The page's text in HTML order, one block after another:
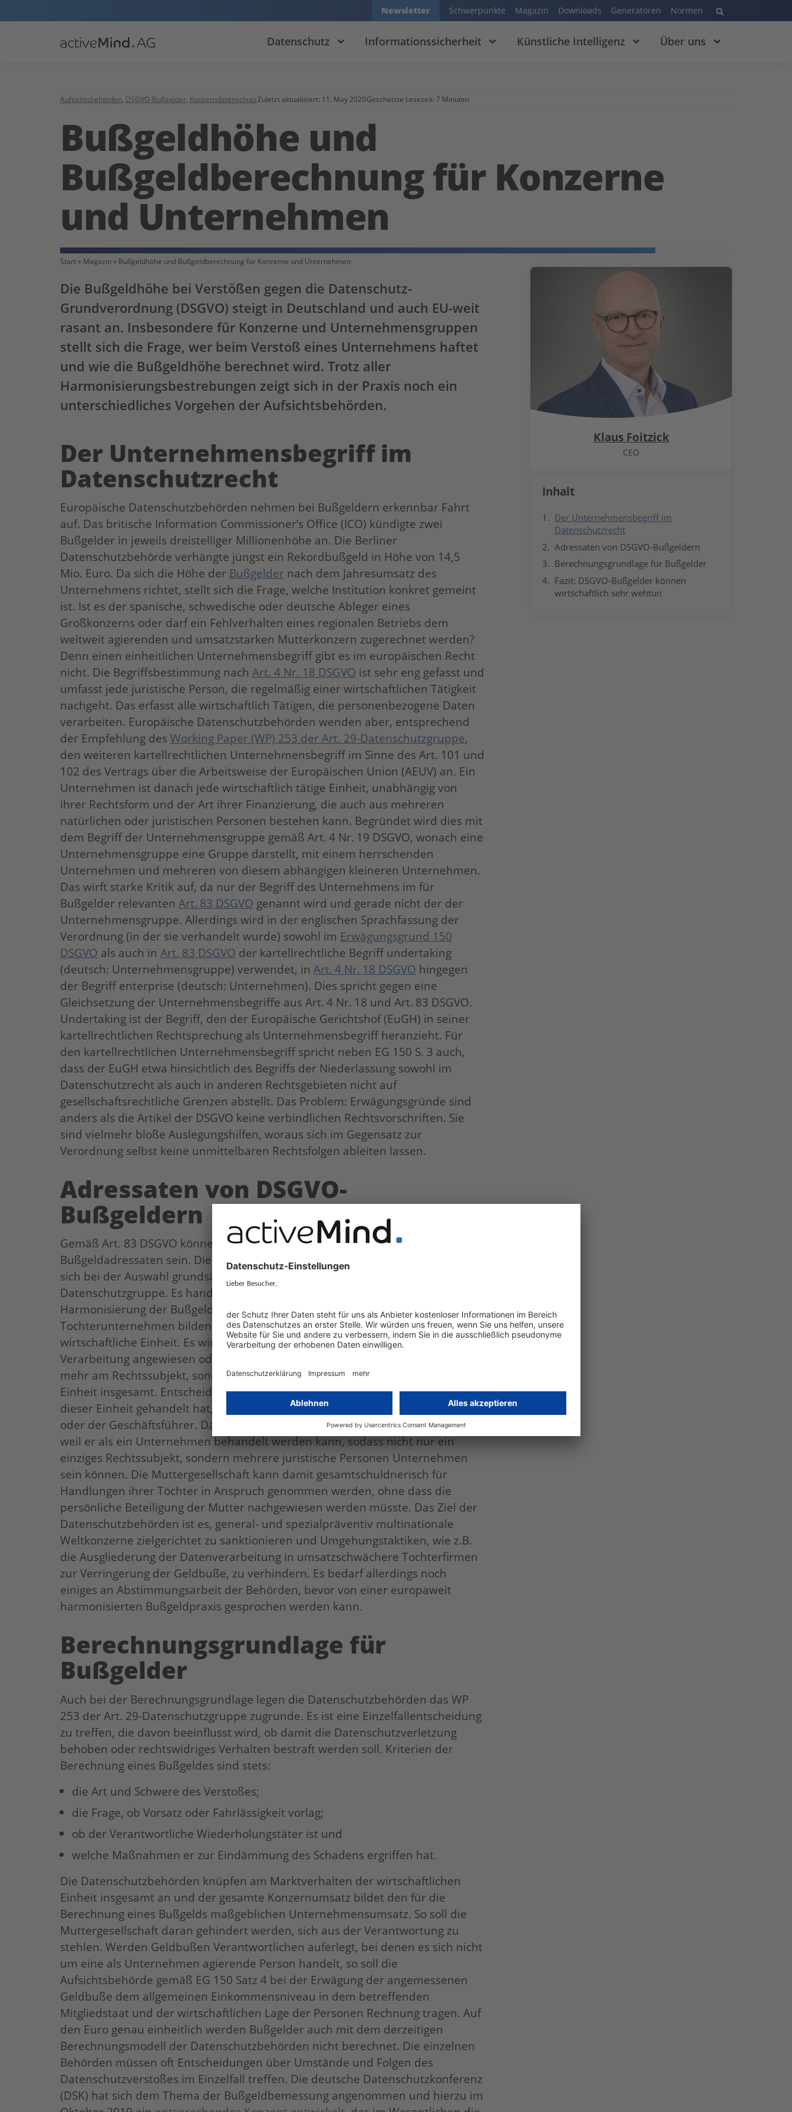
Newsletter Schwerpunkte Magazin Downloads Generatoren Normen
Datenschutz Informationssicherheit Künstliche Intelligenz Über uns
Aufsichtsbehörden, DSGVO-Bußgelder, KonzerndatenschutzZuletzt aktualisiert: 11. May 2020Geschätzte Lesezeit: 7 Minuten
Bußgeldhöhe und
Bußgeldberechnung für Konzerne
und Unternehmen
Start » Magazin » Bußgeldhöhe und Bußgeldberechnung für Konzerne und Unternehmen
Die Bußgeldhöhe bei Verstößen gegen die Datenschutz-
Grundverordnung (DSGVO) steigt in Deutschland und auch EU-weit
rasant an. Insbesondere für Konzerne und Unternehmensgruppen
stellt sich die Frage, wer beim Verstoß eines Unternehmens haftet
und wie die Bußgeldhöhe berechnet wird. Trotz aller
Harmonisierungsbestrebungen zeigt sich in der Praxis noch ein
unterschiedliches Vorgehen der Aufsichtsbehörden.
Der Unternehmensbegriff im
Datenschutzrecht
Europäische Datenschutzbehörden nehmen bei Bußgeldern erkennbar Fahrt
auf. Das britische Information Commissioner’s Office (ICO) kündigte zwei
Bußgelder in jeweils dreistelliger Millionenhöhe an. Die Berliner
Datenschutzbehörde verhängte jüngst ein Rekordbußgeld in Höhe von 14,5
Mio. Euro. Da sich die Höhe der Bußgelder nach dem Jahresumsatz des
Unternehmens richtet, stellt sich die Frage, welche Institution konkret gemeint
ist. Ist es der spanische, schwedische oder deutsche Ableger eines
Großkonzerns oder darf ein Fehlverhalten eines regionalen Betriebs dem
weltweit agierenden und umsatzstarken Mutterkonzern zugerechnet werden?
Denn einen einheitlichen Unternehmensbegriff gibt es im europäischen Recht
nicht. Die Begriffsbestimmung nach Art. 4 Nr. 18 DSGVO ist sehr eng gefasst und
umfasst jede juristische Person, die regelmäßig einer wirtschaftlichen Tätigkeit
nachgeht. Das erfasst alle wirtschaftlich Tätigen, die personenbezogene Daten
verarbeiten. Europäische Datenschutzbehörden wenden aber, entsprechend
der Empfehlung des Working Paper (WP) 253 der Art. 29-Datenschutzgruppe,
den weiteren kartellrechtlichen Unternehmensbegriff im Sinne des Art. 101 und
102 des Vertrags über die Arbeitsweise der Europäischen Union (AEUV) an. Ein
Unternehmen ist danach jede wirtschaftlich tätige Einheit, unabhängig von
ihrer Rechtsform und der Art ihrer Finanzierung, die auch aus mehreren
natürlichen oder juristischen Personen bestehen kann. Begründet wird dies mit
dem Begriff der Unternehmensgruppe gemäß Art. 4 Nr. 19 DSGVO, wonach eine
Unternehmensgruppe eine Gruppe darstellt, mit einem herrschenden
Unternehmen und mehreren von diesem abhängigen kleineren Unternehmen.
Das wirft starke Kritik auf, da nur der Begriff des Unternehmens im für
Bußgelder relevanten Art. 83 DSGVO genannt wird und gerade nicht der der
Unternehmensgruppe. Allerdings wird in der englischen Sprachfassung der
Verordnung (in der sie verhandelt wurde) sowohl im Erwägungsgrund 150
DSGVO als auch in Art. 83 DSGVO der kartellrechtliche Begriff undertaking
(deutsch: Unternehmensgruppe) verwendet, in Art. 4 Nr. 18 DSGVO hingegen
der Begriff enterprise (deutsch: Unternehmen). Dies spricht gegen eine
Gleichsetzung der Unternehmensbegriffe aus Art. 4 Nr. 18 und Art. 83 DSGVO.
Undertaking ist der Begriff, den der Europäische Gerichtshof (EuGH) in seiner
kartellrechtlichen Rechtsprechung als Unternehmensbegriff heranzieht. Für
den kartellrechtlichen Unternehmensbegriff spricht neben EG 150 S. 3 auch,
dass der EuGH etwa hinsichtlich des Begriffs der Niederlassung sowohl im
Datenschutzrecht als auch in anderen Rechtsgebieten nicht auf
gesellschaftsrechtliche Grenzen abstellt. Das Problem: Erwägungsgründe sind
anders als die Artikel der DSGVO keine verbindlichen Rechtsvorschriften. Sie
sind vielmehr bloße Auslegungshilfen, woraus sich im Gegensatz zur
Verordnung selbst keine unmittelbaren Rechtsfolgen ableiten lassen.
Adressaten von DSGVO-
Bußgeldern
Gemäß Art. 83 DSGVO können Verantwortliche und Auftragsverarbeiter
Bußgeldadressaten sein. Die europäischen Datenschutzbehörden orientieren
sich bei der Auswahl grundsätzlich am bereits angeführten WP 253 der Art. 29-
Datenschutzgruppe. Es handelt sich um einen internen Leitfaden, der zu einer
Harmonisierung der Bußgeldpraxis in Europa beitragen soll. Mutter- und
Tochterunternehmen bilden damit aus Sicht der Aufsichtsbehörden eine
wirtschaftliche Einheit. Es wird auch nicht ermittelt, wer die rechtswidrige
Verarbeitung angewiesen oder zu verantworten hat. Angeknüpft wird also nicht
mehr am Rechtssubjekt, sondern am Marktverhalten der wirtschaftlichen
Einheit insgesamt. Entscheidend ist für die Behörden nicht, wer innerhalb
dieser Einheit gehandelt hat, ob ein einziger Mitarbeiter, mehrere Mitarbeiter
oder der Geschäftsführer. Damit wird der gesamte Konzern zur Zielscheibe,
weil er als ein Unternehmen behandelt werden kann, sodass nicht nur ein
einziges Rechtssubjekt, sondern mehrere juristische Personen Unternehmen
sein können. Die Muttergesellschaft kann damit gesamtschuldnerisch für
Handlungen ihrer Töchter in Anspruch genommen werden, ohne dass die
persönliche Beteiligung der Mutter nachgewiesen werden müsste. Das Ziel der
Datenschutzbehörden ist es, general- und spezialpräventiv multinationale
Weltkonzerne zielgerichtet zu sanktionieren und Umgehungstaktiken, wie z.B.
die Ausgliederung der Datenverarbeitung in umsatzschwächere Tochterfirmen
zur Verringerung der Geldbuße, zu verhindern. Es bedarf allerdings noch
einiges an Abstimmungsarbeit der Behörden, bevor von einer europaweit
harmonisierten Bußgeldpraxis gesprochen werden kann.
Berechnungsgrundlage für
Bußgelder
Auch bei der Berechnungsgrundlage legen die Datenschutzbehörden das WP
253 der Art. 29-Datenschutzgruppe zugrunde. Es ist eine Einzelfallentscheidung
zu treffen, die davon beeinflusst wird, ob damit die Datenschutzverletzung
behoben oder rechtswidriges Verhalten bestraft werden soll. Kriterien der
Berechnung eines Bußgeldes sind stets:
die Art und Schwere des Verstoßes;
die Frage, ob Vorsatz oder Fahrlässigkeit vorlag;
ob der Verantwortliche Wiederholungstäter ist und
welche Maßnahmen er zur Eindämmung des Schadens ergriffen hat.
Die Datenschutzbehörden knüpfen am Marktverhalten der wirtschaftlichen
Einheit insgesamt an und der gesamte Konzernumsatz bildet den für die
Berechnung eines Bußgelds maßgeblichen Unternehmensumsatz. So soll die
Muttergesellschaft daran gehindert werden, sich aus der Verantwortung zu
stehlen. Werden Geldbußen Verantwortlichen auferlegt, bei denen es sich nicht
um eine als Unternehmen agierende Person handelt, so soll die
Aufsichtsbehörde gemäß EG 150 Satz 4 bei der Erwägung der angemessenen
Geldbuße dem allgemeinen Einkommensniveau in dem betreffenden
Mitgliedstaat und der wirtschaftlichen Lage der Personen Rechnung tragen. Auf
den Euro genau einheitlich werden Bußgelder auch mit dem derzeitigen
Berechnungsmodell der Datenschutzbehörden nicht berechnet. Die einzelnen
Behörden müssen oft Entscheidungen über Umstände und Folgen des
Datenschutzverstoßes im Einzelfall treffen. Die deutsche Datenschutzkonferenz
(DSK) hat sich dem Thema der Bußgeldbemessung angenommen und hierzu im
Klaus Foitzick
CEO
Inhalt
Der Unternehmensbegriff im
Datenschutzrecht
Adressaten von DSGVO-Bußgeldern
Berechnungsgrundlage für Bußgelder
Fazit: DSGVO-Bußgelder können
wirtschaftlich sehr wehtun